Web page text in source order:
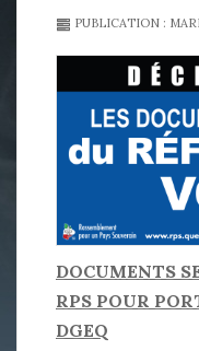
PUBLICATION :
DOCUMENTS
RPS POUR
DGEQ